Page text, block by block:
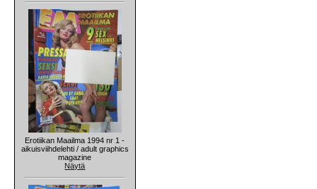
Erotiikan Maailma 1994 nr 1 -
aikuisviihdelehti / adult graphics
magazine
Näytä